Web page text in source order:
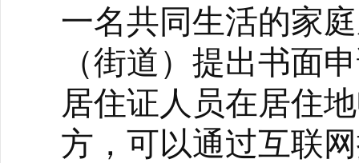
一名共同生活的家
（街道）提出书面
居住证人员在居住
方，可以通过互联